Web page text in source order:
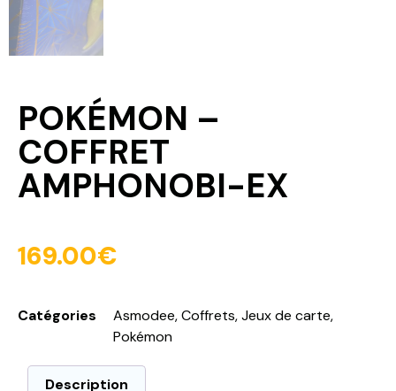
POKÉMON –
COFFRET
AMPHONOBI-EX
169.00€
Catégories Asmodee,Coffrets,Jeux de carte,
Pokémon
Description